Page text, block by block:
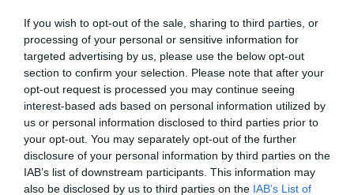
If you wish to opt-out of the sale, sharing to third parties, or
processing of your personal or sensitive information for
targeted advertising by us, please use the below opt-out
section to confirm your selection. Please note that after your
opt-out request is processed you may continue seeing
interest-based ads based on personal information utilized by
us or personal information disclosed to third parties prior to
your opt-out. You may separately opt-out of the further
disclosure of your personal information by third parties on the
IAB’s list of downstream participants. This information may
also be disclosed by us to third parties on the IAB’s List of